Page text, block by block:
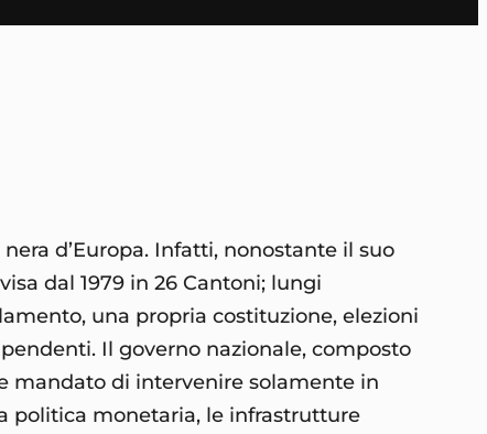
d’Europa. Infatti, nonostante il suo
dal 1979 in 26 Cantoni; lungi
una propria costituzione, elezioni
Il governo nazionale, composto
mandato di intervenire solamente in
politica monetaria, le infrastrutture